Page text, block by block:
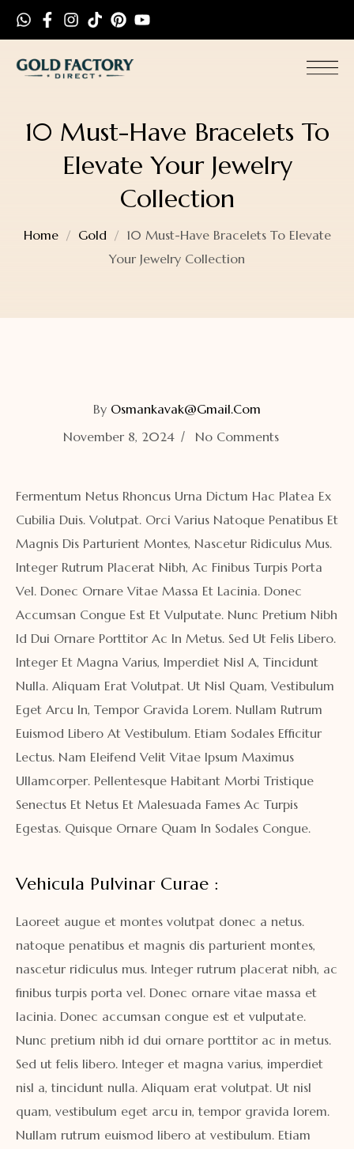
10 Must-Have Bracelets To
Elevate Your Jewelry
Collection
Home Gold
10 Must-Have Bracelets To Elevate
Your Jewelry Collection
By Osmankavak@gmail.com
November 8, 2024
No Comments
Fermentum Netus Rhoncus Urna Dictum Hac Platea Ex
Cubilia Duis. Volutpat. Orci Varius Natoque Penatibus Et
Magnis Dis Parturient Montes, Nascetur Ridiculus Mus.
Integer Rutrum Placerat Nibh, Ac Finibus Turpis Porta
Vel. Donec Ornare Vitae Massa Et Lacinia. Donec
Accumsan Congue Est Et Vulputate. Nunc Pretium Nibh
Id Dui Ornare Porttitor Ac In Metus. Sed Ut Felis Libero.
Integer Et Magna Varius, Imperdiet Nisl A, Tincidunt
Nulla. Aliquam Erat Volutpat. Ut Nisl Quam, Vestibulum
Eget Arcu In, Tempor Gravida Lorem. Nullam Rutrum
Euismod Libero At Vestibulum. Etiam Sodales Efficitur
Lectus. Nam Eleifend Velit Vitae Ipsum Maximus
Ullamcorper. Pellentesque Habitant Morbi Tristique
Senectus Et Netus Et Malesuada Fames Ac Turpis
Egestas. Quisque Ornare Quam In Sodales Congue.
Vehicula Pulvinar Curae :
Laoreet augue et montes volutpat donec a netus.
natoque penatibus et magnis dis parturient montes,
nascetur ridiculus mus. Integer rutrum placerat nibh, ac
finibus turpis porta vel. Donec ornare vitae massa et
lacinia. Donec accumsan congue est et vulputate.
Nunc pretium nibh id dui ornare porttitor ac in metus.
Sed ut felis libero. Integer et magna varius, imperdiet
nisl a, tincidunt nulla. Aliquam erat volutpat. Ut nisl
quam, vestibulum eget arcu in, tempor gravida lorem.
Nullam rutrum euismod libero at vestibulum. Etiam